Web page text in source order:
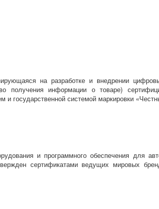
на разработке и внедрении
получения информации о товаре)
государственной системой маркировки
и программного обеспечения для
сертификатами ведущих мировых